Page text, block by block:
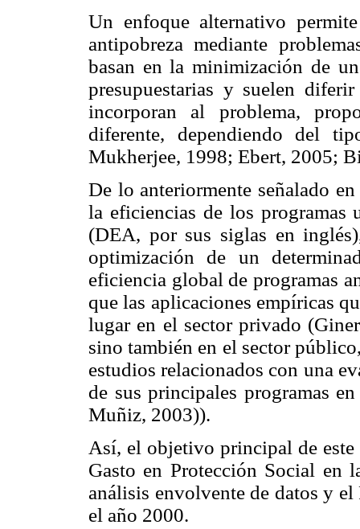
Un enfoque alternativo
antipobreza mediante
basan en la minimización de
presupuestarias y suelen
incorporan al problema,
diferente, dependiendo del
Mukherjee, 1998; Ebert, 2005;
De lo anteriormente señalado
la eficiencias de los programas
(DEA, por sus siglas en
optimización de un
eficiencia global de programas
que las aplicaciones empíricas
lugar en el sector privado
sino también en el sector
estudios relacionados con una
de sus principales programas
Muñiz, 2003)).
Así, el objetivo principal de
Gasto en Protección Social en
análisis envolvente de datos y
el año 2000.